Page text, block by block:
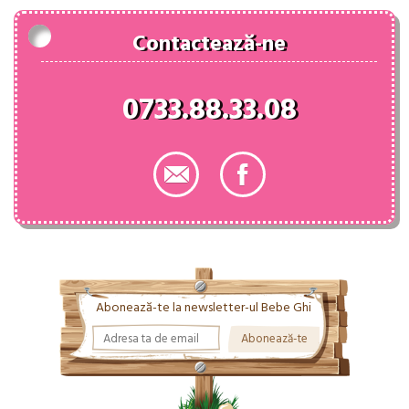
Contactează-ne
0733.88.33.08
Abonează-te la newsletter-ul Bebe Ghi